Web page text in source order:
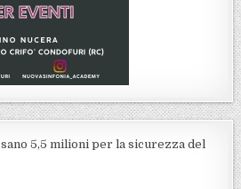
5,5 milioni per la sicurezza del